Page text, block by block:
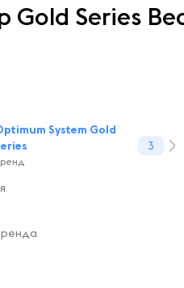
Gold Series
System Gold
3